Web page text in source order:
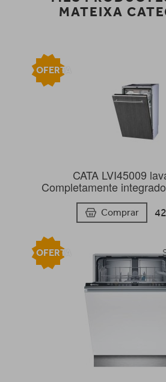
MATEIXA
CATA LVI45009
Completamente
Comprar
OFERTA
OFERTA